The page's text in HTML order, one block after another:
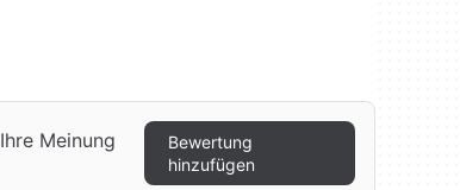
Meinung
Bewertung
hinzufügen